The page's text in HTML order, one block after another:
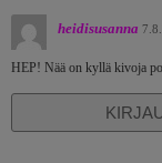
heidisusanna
HEP! Nää on kyllä kivoja